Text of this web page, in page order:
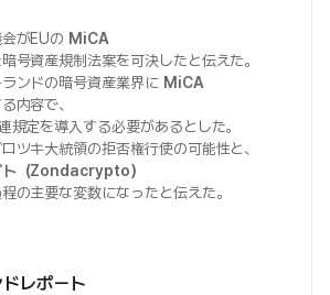
がEUの MiCA
号資産規制法案を可決したと伝えた。
ンドの暗号資産業界に MiCA
内容で、
規定を導入する必要があるとした。
ツキ大統領の拒否権行使の可能性と、
ト（Zondacrypto）
の主要な変数になったと伝えた。
レポート